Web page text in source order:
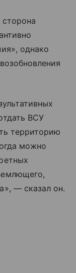
однако
ВСУ
территорию
можно
— сказал он.